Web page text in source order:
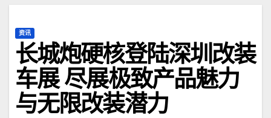
资讯
长城炮硬核登陆深圳改装
车展 尽展极致产品魅力
与无限改装潜力